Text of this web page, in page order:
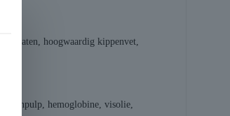
hoogwaardig kippenvet,
hemoglobine, visolie,